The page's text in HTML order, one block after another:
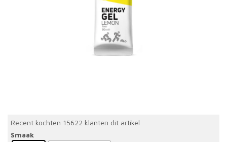
Recent kochten 15622 klanten dit artikel
Smaak